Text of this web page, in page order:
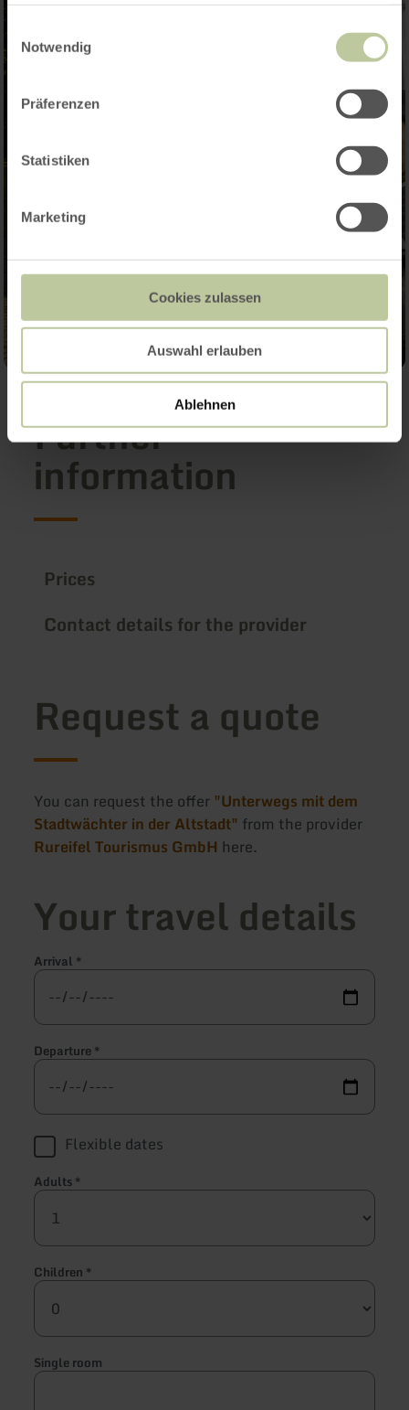
Notwendig
Präferenzen
Statistiken
Marketing
Cookies zulassen
Auswahl erlauben
Ablehnen
Further
information
Prices
Contact details for the provider
Request a quote
You can request the offer"Unterwegs mit dem
Stadtwächter in der Altstadt" from the provider
Rureifel Tourismus GmbH here.
Your travel details
Arrival *
Departure*
Flexible dates
Adults*
Children *
Single room